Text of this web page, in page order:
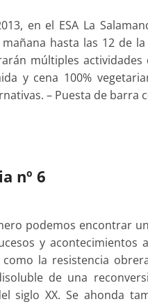
en el ESA La
hasta las 12 de
múltiples
y cena 100%
– Puesta de barra
nº 6
podemos encontrar
y acontecimientos
la resistencia
de una
siglo XX. Se ahonda